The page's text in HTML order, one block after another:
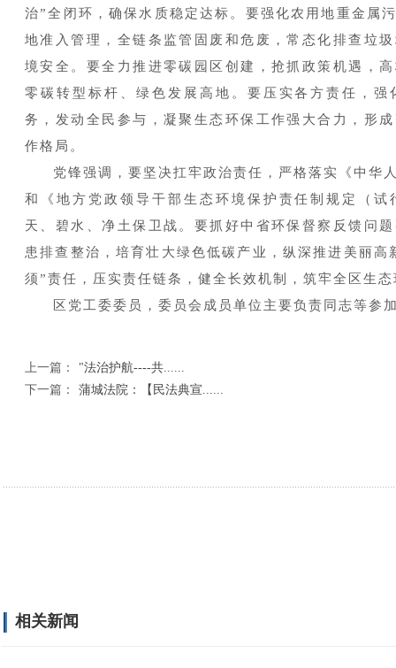
治”全闭环，确保水质稳定达标。要强化农用地重金属
地准入管理，全链条监管固废和危废，常态化排查垃
境安全。要全力推进零碳园区创建，抢抓政策机遇，
零碳转型标杆、绿色发展高地。要压实各方责任，强
务，发动全民参与，凝聚生态环保工作强大合力，形
作格局。
党锋强调，要坚决扛牢政治责任，严格落实《中华
和《地方党政领导干部生态环境保护责任制规定（试
天、碧水、净土保卫战。要抓好中省环保督察反馈问
患排查整治，培育壮大绿色低碳产业，纵深推进美丽高
须”责任，压实责任链条，健全长效机制，筑牢全区生
区党工委委员，委员会成员单位主要负责同志等参
上一篇：
"法治护航----共......
下一篇：
蒲城法院：【民法典宣......
相关新闻